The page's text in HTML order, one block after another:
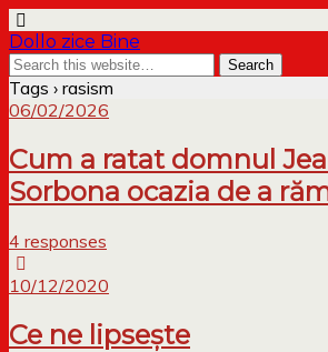
Dollo zice Bine
Tags › rasism
06/02/2026
Cum a ratat domnul
Sorbona ocazia de a
4 responses
10/12/2020
Ce ne lipsește